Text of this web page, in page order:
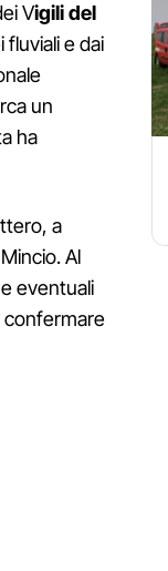
Vigili del
fluviali e dai
un
ha
a
Al
eventuali
confermare